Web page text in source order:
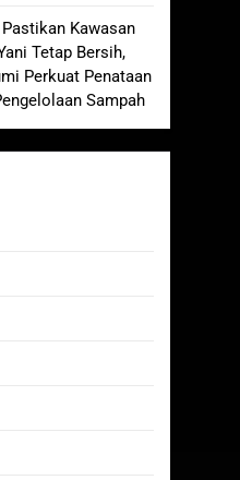
Kawasan
Tetap Bersih,
Perkuat Penataan
Sampah